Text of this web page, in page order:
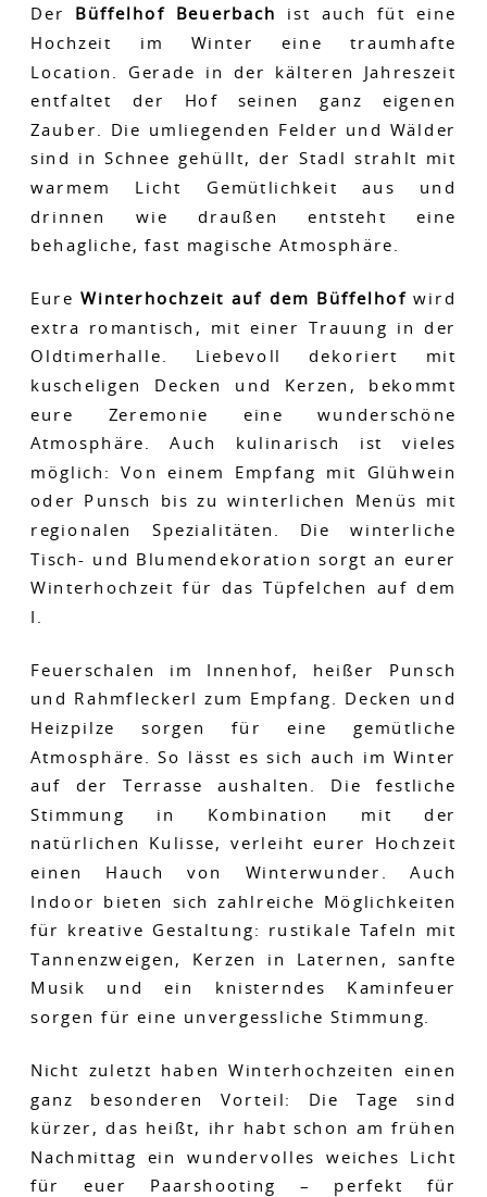
Der Büffelhof Beuerbach ist auch füt eine
Hochzeit im Winter eine traumhafte
Location. Gerade in der kälteren Jahreszeit
entfaltet der Hof seinen ganz eigenen
Zauber. Die umliegenden Felder und Wälder
sind in Schnee gehüllt, der Stadl strahlt mit
warmem Licht Gemütlichkeit aus und
drinnen wie draußen entsteht eine
behagliche, fast magische Atmosphäre.
EureWinterhochzeit auf dem Büffelhof wird
extra romantisch, mit einer Trauung in der
Oldtimerhalle. Liebevoll dekoriert mit
kuscheligen Decken und Kerzen, bekommt
eure Zeremonie eine wunderschöne
Atmosphäre. Auch kulinarisch ist vieles
möglich: Von einem Empfang mit Glühwein
oder Punsch bis zu winterlichen Menüs mit
regionalen Spezialitäten. Die winterliche
Tisch- und Blumendekoration sorgt an eurer
Winterhochzeit für das Tüpfelchen auf dem
I.
Feuerschalen im Innenhof, heißer Punsch
und Rahmfleckerl zum Empfang. Decken und
Heizpilze sorgen für eine gemütliche
Atmosphäre. So lässt es sich auch im Winter
auf der Terrasse aushalten. Die festliche
Stimmung in Kombination mit der
natürlichen Kulisse, verleiht eurer Hochzeit
einen Hauch von Winterwunder. Auch
Indoor bieten sich zahlreiche Möglichkeiten
für kreative Gestaltung: rustikale Tafeln mit
Tannenzweigen, Kerzen in Laternen, sanfte
Musik und ein knisterndes Kaminfeuer
sorgen für eine unvergessliche Stimmung.
Nicht zuletzt haben Winterhochzeiten einen
ganz besonderen Vorteil: Die Tage sind
kürzer, das heißt, ihr habt schon am frühen
Nachmittag ein wundervolles weiches Licht
für euer Paarshooting – perfekt für